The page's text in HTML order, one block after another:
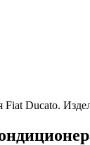
Ducato.